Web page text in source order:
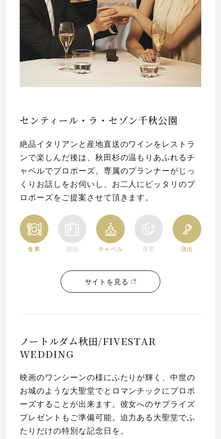
センティール・ラ・セゾン千秋公園
絶品イタリアンと産地直送のワインをレストラ
ンで楽しんだ後は、秋田杉の温もりあふれるチ
ャペルでプロポーズ。専属のプランナーがじっ
くりお話しをお伺いし、お二人にピッタリのプ
ロポーズをご提案させて頂きます。
食事 宿泊 チャペル 夜景 演出
サイトを見る
ノートルダム秋田/FIVESTAR
WEDDING
映画のワンシーンの様にふたりが輝く、中世の
お城のような大聖堂でとロマンチックにプロポ
ーズすることが出来ます。彼女へのサプライズ
プレゼントもご準備可能。迫力ある大聖堂でふ
たりだけの特別な記念日を。
おすすめの婚約指輪
パーフェクトプロポーズリング®
プロポーズシチュエーション診断
婚約指輪選び方ガイド
ダイヤモンドの品質とは？
プロポーズの方法
場所
言葉
エピソード
ニュース
婚約指輪のご購入と
プロポーズのご相談
I-PRIMO公式オンラインショップ
Follow us on